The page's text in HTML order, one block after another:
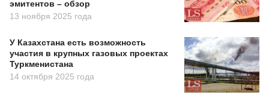
эмитентов – обзор
13 ноября 2025 года
У Казахстана есть возможность
участия в крупных газовых проектах
Туркменистана
14 октября 2025 года